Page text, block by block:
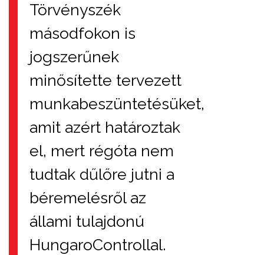
Törvényszék
másodfokon is
jogszerűnek
minősítette tervezett
munkabeszüntetésüket,
amit azért határoztak
el, mert régóta nem
tudtak dűlőre jutni a
béremelésről az
állami tulajdonú
HungaroControllal.